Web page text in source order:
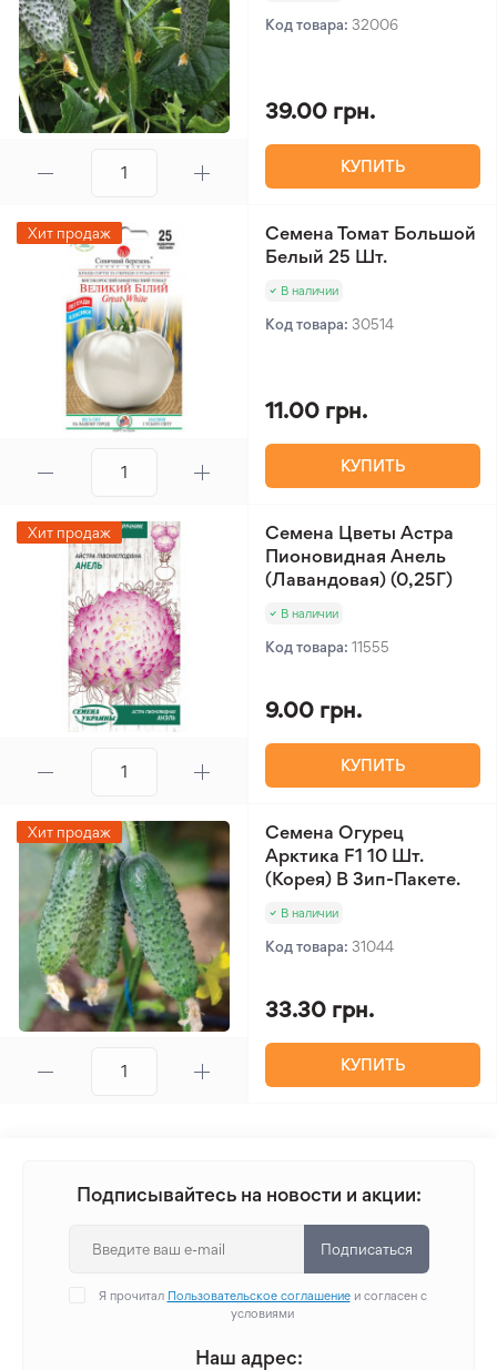
Код товара: 32006
39.00 грн.
КУПИТЬ
Хит продаж
Семена Томат Большой
Белый 25 Шт.
В наличии
Код товара: 30514
11.00 грн.
КУПИТЬ
Хит продаж
Семена Цветы Астра
Пионовидная Анель
(Лавандовая) (0,25Г)
В наличии
Код товара: 11555
9.00 грн.
КУПИТЬ
Хит продаж
Семена Огурец
Арктика F1 10 Шт.
(Корея) В Зип-Пакете.
В наличии
Код товара: 31044
33.30 грн.
КУПИТЬ
Подписывайтесь на новости и акции:
Подписаться
Я прочитал Пользовательское соглашениеи согласен с
условиями
Наш адрес: